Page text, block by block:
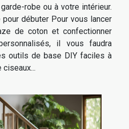
robe ou à votre intérieur.
débuter Pour vous lancer
de coton et confectionner
il vous faudra
outils de base DIY faciles à
ciseaux...